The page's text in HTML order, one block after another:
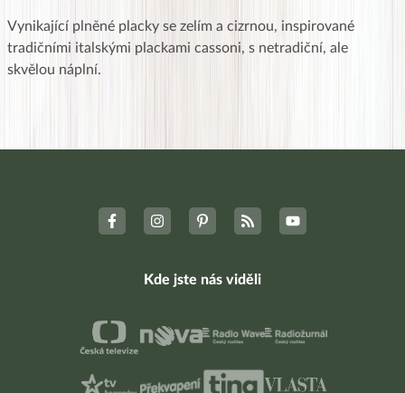
Vynikající plněné placky se zelím a cizrnou, inspirované
tradičními italskými plackami cassoni, s netradiční, ale
skvělou náplní.
Kde jste nás viděli